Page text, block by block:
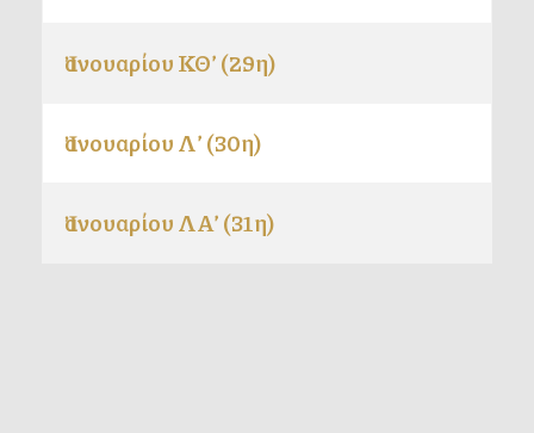
Ἰανουαρίου ΚΘ’ (29η)
Ἰανουαρίου Λ’ (30η)
Ἰανουαρίου ΛΑ’ (31η)